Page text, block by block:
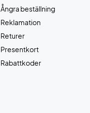
Ångra beställning
Reklamation
Returer
Presentkort
Rabattkoder